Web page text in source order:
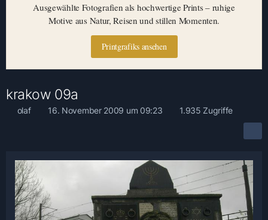
Ausgewählte Fotografien als hochwertige Prints – ruhige
Motive aus Natur, Reisen und stillen Momenten.
Printgrafiks ansehen
krakow 09a
olaf 16. November 2009 um 09:23 1.935 Zugriffe